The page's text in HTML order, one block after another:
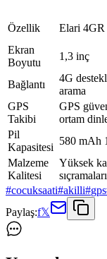
Özellik Elari 4GR
Ekran
Boyutu
1,3 inç
Bağlantı
4G
arama
GPS
Takibi
GPS
ortam
Pil
Kapasitesi
580 mAh
Malzeme
Kalitesi
Yüksek
#cocuksaati#akilli#gps
Paylaş:f𝕏